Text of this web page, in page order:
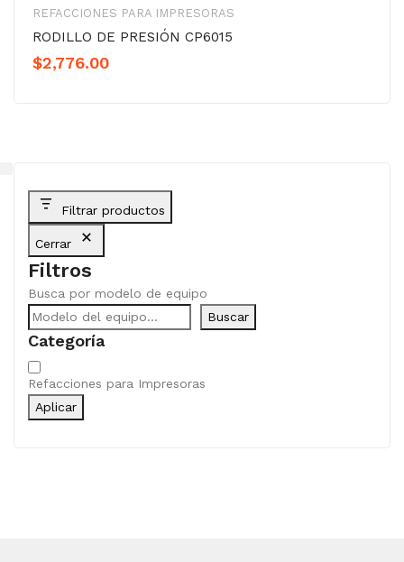
REFACCIONES PARA IMPRESORAS
RODILLO DE PRESIÓN CP6015
$2,776.00
Filtrar productos
Cerrar
Filtros
Busca por modelo de equipo
Buscar
Categoría
Categoría
Refacciones para Impresoras
Aplicar